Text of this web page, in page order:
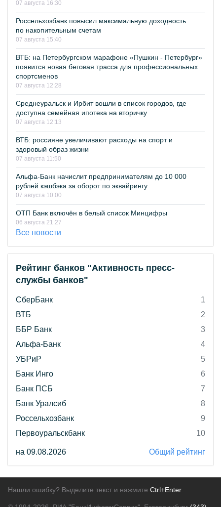
07 августа 16:30
Россельхозбанк повысил максимальную доходность
по накопительным счетам
07 августа 15:40
ВТБ: на Петербургском марафоне «Пушкин - Петербург»
появится новая беговая трасса для профессиональных
спортсменов
07 августа 12:28
Среднеуральск и Ирбит вошли в список городов, где
доступна семейная ипотека на вторичку
07 августа 12:13
ВТБ: россияне увеличивают расходы на спорт и
здоровый образ жизни
07 августа 11:50
Альфа-Банк начислит предпринимателям до 10 000
рублей кэшбэка за оборот по эквайрингу
07 августа 10:00
ОТП Банк включён в белый список Минцифры
06 августа 21:27
Все новости
Рейтинг банков "Активность пресс-
службы банков"
СберБанк
1
ВТБ
2
ББР Банк
3
Альфа-Банк
4
УБРиР
5
Банк Инго
6
Банк ПСБ
7
Банк Уралсиб
8
Россельхозбанк
9
Первоуральскбанк
10
на 09.08.2026 Общий рейтинг
Нашли ошибку? Выделите текст и нажмите Ctrl+Enter